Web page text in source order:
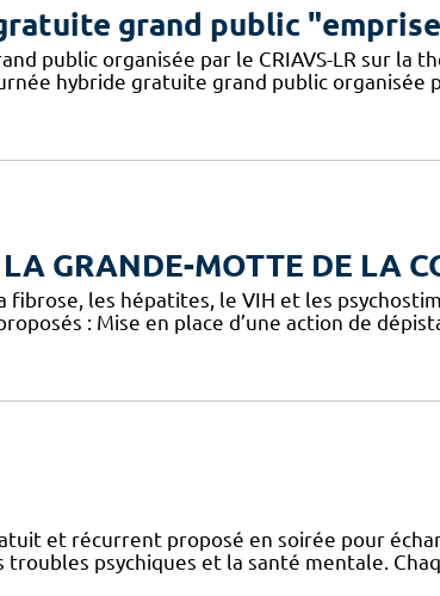
grand public
public organisée par le CRIAVS-LR sur la
hybride gratuite grand public organisée
LA GRANDE-MOTTE DE LA
fibrose, les hépatites, le VIH et les
: Mise en place d’une action de
et récurrent proposé en soirée pour
psychiques et la santé mentale.